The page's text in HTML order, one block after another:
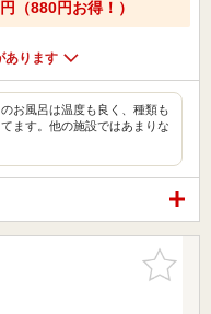
（880円お得！）
あります
お風呂は温度も良く、種類も
ます。他の施設ではあまりな
お気に入
りに追加